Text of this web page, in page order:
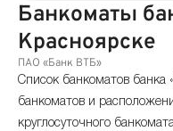
Банкоматы
Красноярске
ПАО «Банк ВТБ»
Список банкоматов банка
банкоматов и
круглосуточного